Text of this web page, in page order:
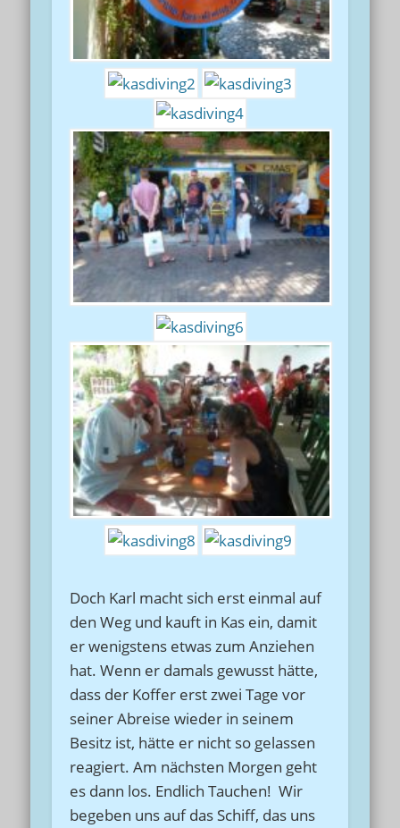
Doch Karl macht sich erst einmal auf
den Weg und kauft in Kas ein, damit
er wenigstens etwas zum Anziehen
hat. Wenn er damals gewusst hätte,
dass der Koffer erst zwei Tage vor
seiner Abreise wieder in seinem
Besitz ist, hätte er nicht so gelassen
reagiert. Am nächsten Morgen geht
es dann los. Endlich Tauchen! Wir
begeben uns auf das Schiff, das uns